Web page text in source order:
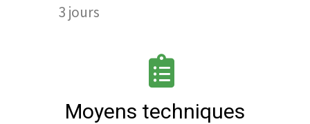
3 jours
Moyens techniques